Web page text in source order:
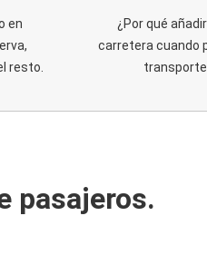
en
resto.
¿Por qué
carretera cuando
pasajeros.